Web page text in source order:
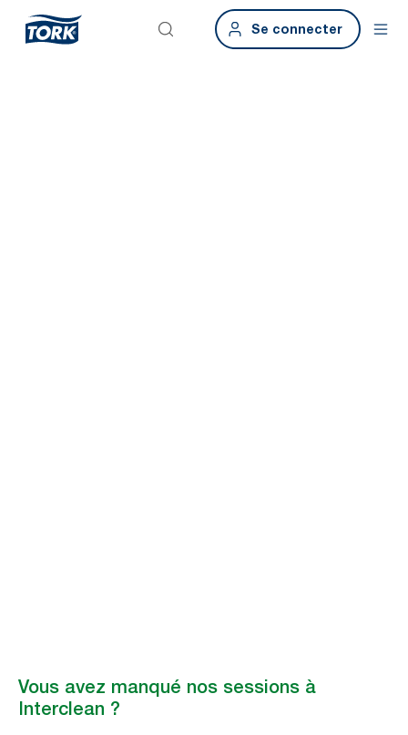
Se connecter
Vous avez manqué nos sessions à
Interclean ?